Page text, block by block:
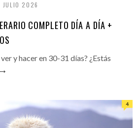
JULIO 2026
COMPLETO DÍA A DÍA +
y hacer en 30-31 días? ¿Estás
→
4